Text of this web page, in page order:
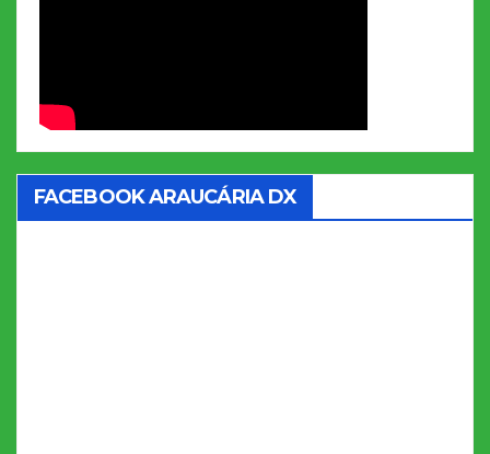
FACEBOOK ARAUCÁRIA DX